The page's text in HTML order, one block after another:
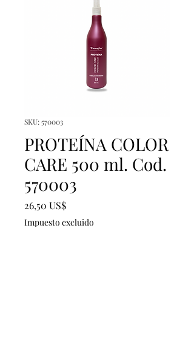
SKU: 570003
PROTEÍNA COLOR
CARE 500 ml. Cod.
570003
26,50 US$Precio
Impuesto excluido